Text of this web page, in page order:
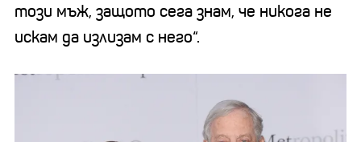
този мъж, защото сега знам, че никога не
искам да излизам с него“.